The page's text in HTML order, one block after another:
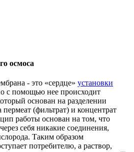
осмоса
- это «сердце» установки
с помощью нее происходит
основан на разделении
(фильтрат) и концентрат
работы основан на том, что
себя никакие соединения,
Таким образом
потребителю, а раствор,